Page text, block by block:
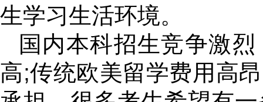
生学习生活环境。
国内本科招生竞争激
高;传统欧美留学费用高